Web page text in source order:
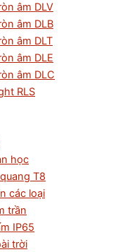
âm DLV
âm DLB
âm DLT
âm DLE
âm DLC
RLS
học
T8
các loại
trần
IP65
trời